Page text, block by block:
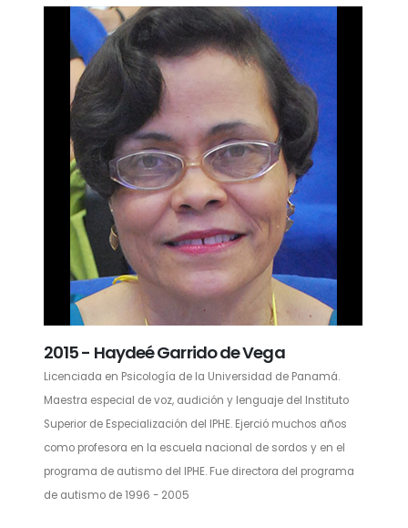
2015 - Haydeé Garrido de Vega
Licenciada en Psicología de la Universidad de Panamá.
Maestra especial de voz, audición y lenguaje del Instituto
Superior de Especialización del IPHE. Ejerció muchos años
como profesora en la escuela nacional de sordos y en el
programa de autismo del IPHE. Fue directora del programa
de autismo de 1996 - 2005